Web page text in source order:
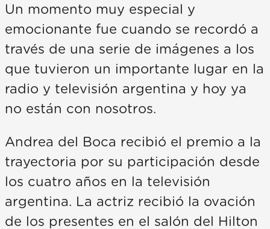
Un momento muy especial y
emocionante fue cuando se recordó a
través de una serie de imágenes a los
que tuvieron un importante lugar en la
radio y televisión argentina y hoy ya
no están con nosotros.
Andrea del Boca recibió el premio a la
trayectoria por su participación desde
los cuatro años en la televisión
argentina. La actriz recibió la ovación
de los presentes en el salón del Hilton